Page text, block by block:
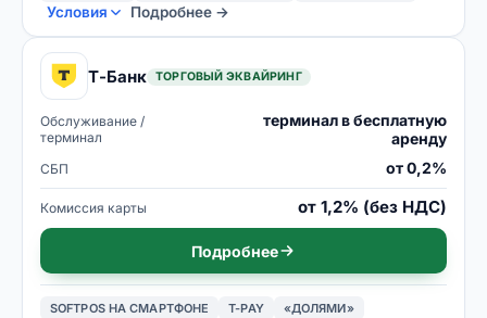
Условия Подробнее →
Т-Банк ТОРГОВЫЙ ЭКВАЙРИНГ
Обслуживание /
терминал
терминал в бесплатную
аренду
СБП от 0,2%
Комиссия карты от 1,2% (без НДС)
Подробнее
SOFTPOS НА СМАРТФОНЕ T-PAY «ДОЛЯМИ»